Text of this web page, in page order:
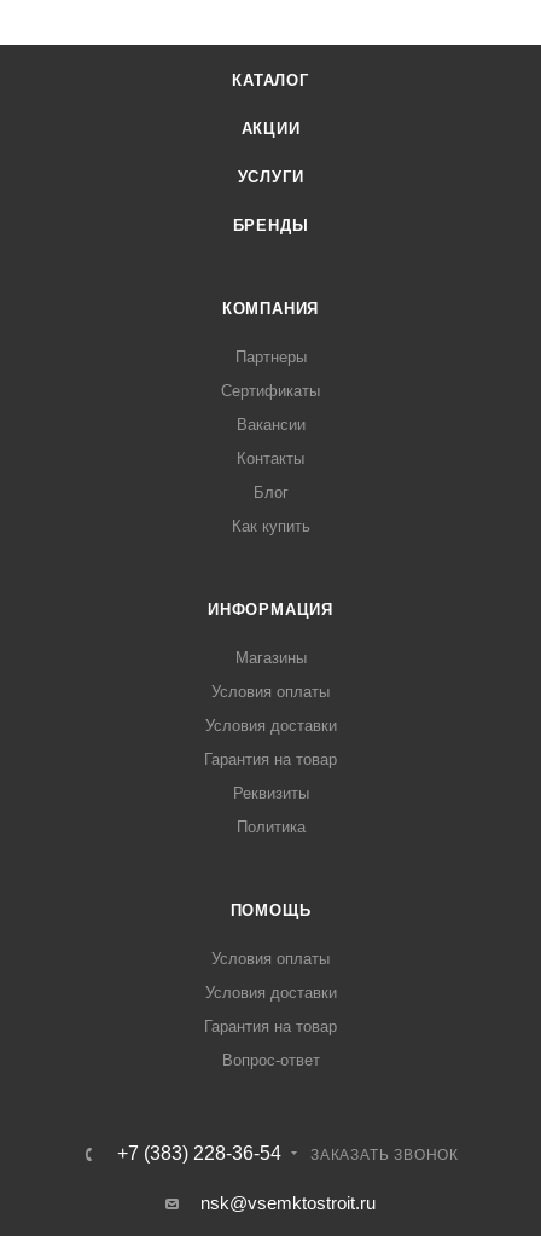
КАТАЛОГ
АКЦИИ
УСЛУГИ
БРЕНДЫ
КОМПАНИЯ
Партнеры
Сертификаты
Вакансии
Контакты
Блог
Как купить
ИНФОРМАЦИЯ
Магазины
Условия оплаты
Условия доставки
Гарантия на товар
Реквизиты
Политика
ПОМОЩЬ
Условия оплаты
Условия доставки
Гарантия на товар
Вопрос-ответ
+7 (383) 228-36-54 ЗАКАЗАТЬ ЗВОНОК
nsk@vsemktostroit.ru